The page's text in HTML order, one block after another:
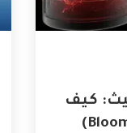
كيف
أنقذتنا فلاتر بلوم (Bloom Filters)